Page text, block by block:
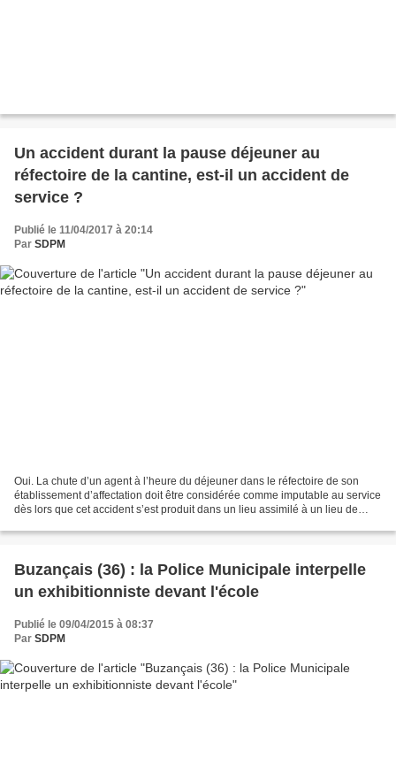
Un accident durant la pause déjeuner au
réfectoire de la cantine, est-il un accident de
service ?
Publié le 11/04/2017 à 20:14
Par SDPM
Oui. La chute d’un agent à l’heure du déjeuner dans le réfectoire de son
établissement d’affectation doit être considérée comme imputable au service
dès lors que cet accident s’est produit dans un lieu assimilé à un lieu de
Buzançais (36) : la Police Municipale interpelle
un exhibitionniste devant l'école
Publié le 09/04/2015 à 08:37
Par SDPM